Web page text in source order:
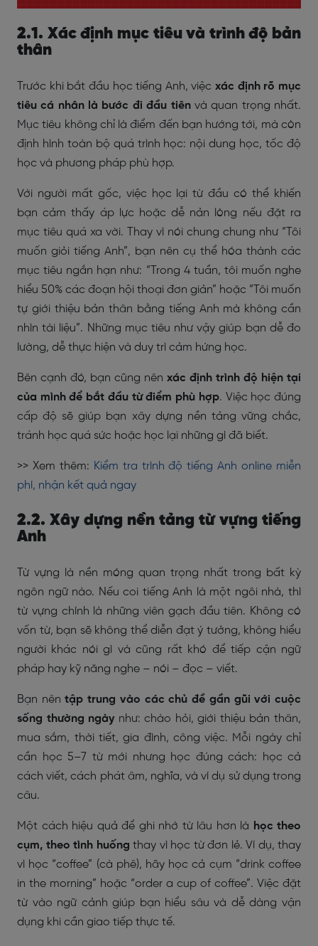
2.1. Xác định mục tiêu và trình độ bản
thân
Trước khi bắt đầu học tiếng Anh, việc xác định rõ mục
tiêu cá nhân là bước đi đầu tiênvà quan trọng nhất.
Mục tiêu không chỉ là điểm đến bạn hướng tới, mà còn
định hình toàn bộ quá trình học: nội dung học, tốc độ
học và phương pháp phù hợp.
Với người mất gốc, việc học lại từ đầu có thể khiến
bạn cảm thấy áp lực hoặc dễ nản lòng nếu đặt ra
mục tiêu quá xa vời. Thay vì nói chung chung như “Tôi
muốn giỏi tiếng Anh”, bạn nên cụ thể hóa thành các
mục tiêu ngắn hạn như: “Trong 4 tuần, tôi muốn nghe
hiểu 50% các đoạn hội thoại đơn giản” hoặc “Tôi muốn
tự giới thiệu bản thân bằng tiếng Anh mà không cần
nhìn tài liệu”. Những mục tiêu như vậy giúp bạn dễ đo
lường, dễ thực hiện và duy trì cảm hứng học.
Bên cạnh đó, bạn cũng nên xác định trình độ hiện tại
của mình để bắt đầu từ điểm phù hợp. Việc học đúng
cấp độ sẽ giúp bạn xây dựng nền tảng vững chắc,
tránh học quá sức hoặc học lại những gì đã biết.
>> Xem thêm: Kiểm tra trình độ tiếng Anh online miễn
phí, nhận kết quả ngay
2.2. Xây dựng nền tảng từ vựng tiếng
Anh
Từ vựng là nền móng quan trọng nhất trong bất kỳ
ngôn ngữ nào. Nếu coi tiếng Anh là một ngôi nhà, thì
từ vựng chính là những viên gạch đầu tiên. Không có
vốn từ, bạn sẽ không thể diễn đạt ý tưởng, không hiểu
người khác nói gì và cũng rất khó để tiếp cận ngữ
pháp hay kỹ năng nghe – nói – đọc – viết.
Bạn nêntập trung vào các chủ đề gần gũi với cuộc
sống thường ngày như: chào hỏi, giới thiệu bản thân,
mua sắm, thời tiết, gia đình, công việc. Mỗi ngày chỉ
cần học 5–7 từ mới nhưng học đúng cách: học cả
cách viết, cách phát âm, nghĩa, và ví dụ sử dụng trong
câu.
Một cách hiệu quả để ghi nhớ từ lâu hơn là học theo
cụm, theo tình huống thay vì học từ đơn lẻ. Ví dụ, thay
vì học “coffee” (cà phê), hãy học cả cụm “drink coffee
in the morning” hoặc “order a cup of coffee”. Việc đặt
từ vào ngữ cảnh giúp bạn hiểu sâu và dễ dàng vận
dụng khi cần giao tiếp thực tế.